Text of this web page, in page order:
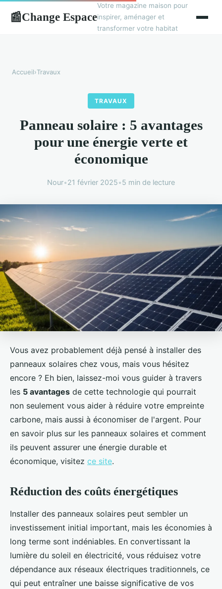
📰Change Espace
Votre magazine maison pour
inspirer, aménager et
transformer votre habitat
Accueil›Travaux
TRAVAUX
Panneau solaire : 5 avantages
pour une énergie verte et
économique
Nour•21 février 2025•5 min de lecture
Vous avez probablement déjà pensé à installer des
panneaux solaires chez vous, mais vous hésitez
encore ? Eh bien, laissez-moi vous guider à travers
les 5 avantages de cette technologie qui pourrait
non seulement vous aider à réduire votre empreinte
carbone, mais aussi à économiser de l'argent. Pour
en savoir plus sur les panneaux solaires et comment
ils peuvent assurer une énergie durable et
économique, visitez ce site.
Réduction des coûts énergétiques
Installer des panneaux solaires peut sembler un
investissement initial important, mais les économies à
long terme sont indéniables. En convertissant la
lumière du soleil en électricité, vous réduisez votre
dépendance aux réseaux électriques traditionnels, ce
qui peut entraîner une baisse significative de vos